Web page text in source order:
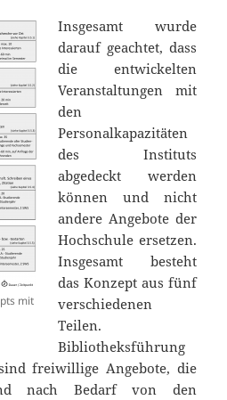
mit
Insgesamt wurde
darauf geachtet, dass
die entwickelten
Veranstaltungen mit
den
Personalkapazitäten
des Instituts
abgedeckt werden
können und nicht
andere Angebote der
Hochschule ersetzen.
Insgesamt besteht
das Konzept aus fünf
verschiedenen
Teilen.
Bibliotheksführung
freiwillige Angebote, die
nach Bedarf von den